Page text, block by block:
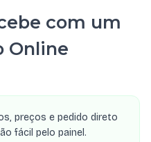
com um
Online
preços e pedido direto
fácil pelo painel.